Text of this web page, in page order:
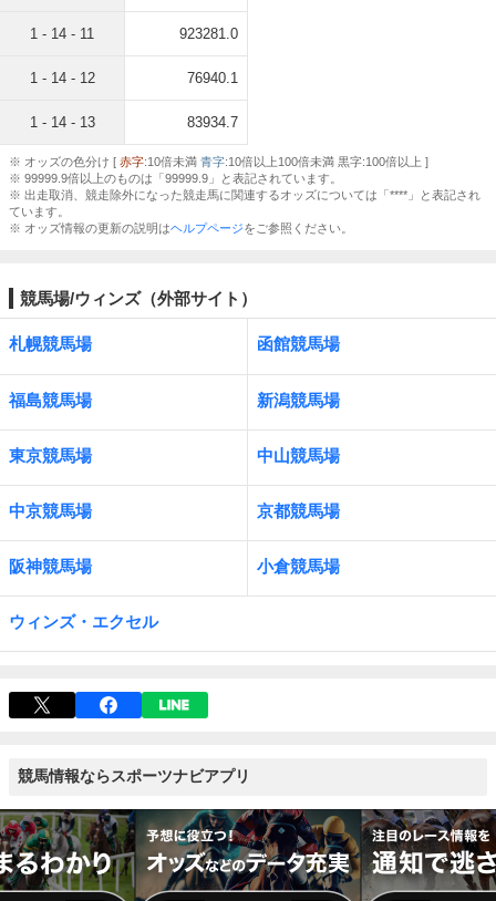
1 - 14 - 11 923281.0
1 - 14 - 12 76940.1
1 - 14 - 13 83934.7
※ オッズの色分け [ 赤字:10倍未満 青字:10倍以上100倍未満 黒字:100倍以上 ]
※ 99999.9倍以上のものは「99999.9」と表記されています。
※ 出走取消、競走除外になった競走馬に関連するオッズについては「****」と表記され
ています。
※ オッズ情報の更新の説明はヘルプページをご参照ください。
競馬場/ウィンズ（外部サイト）
札幌競馬場 函館競馬場
福島競馬場 新潟競馬場
東京競馬場 中山競馬場
中京競馬場 京都競馬場
阪神競馬場 小倉競馬場
ウィンズ・エクセル
競馬情報ならスポーツナビアプリ